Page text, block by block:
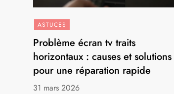
ASTUCES
Problème écran tv traits
horizontaux : causes et solutions
pour une réparation rapide
31 mars 2026